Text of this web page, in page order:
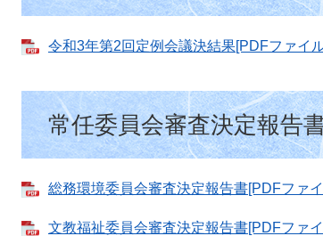
令和3年第2回定例会議決結果[PDFファイ
常任委員会審査決定報告
総務環境委員会審査決定報告書[PDFファ
文教福祉委員会審査決定報告書[PDFファ